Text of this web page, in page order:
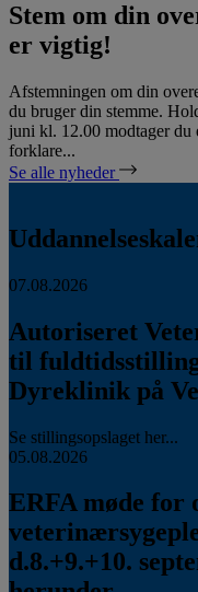
Stem om din
er vigtig!
Afstemningen om din
du bruger din stemme.
juni kl. 12.00 modtager
forklare...
Se alle nyheder
07.08.2026
Autoriseret
til fuldtidsstilling
Dyreklinik på
Se stillingsopslaget her...
05.08.2026
ERFA møde for
d.8.+9.+10.